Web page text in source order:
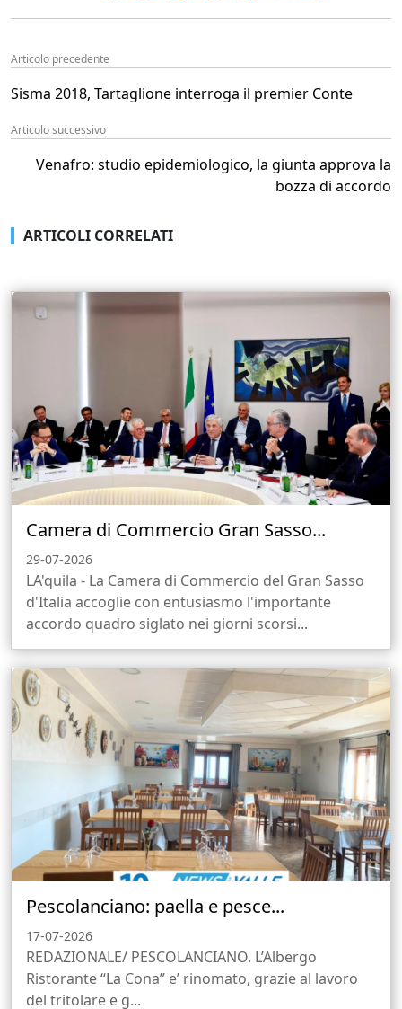
Articolo precedente
Sisma 2018, Tartaglione interroga il premier Conte
Articolo successivo
Venafro: studio epidemiologico, la giunta approva la
bozza di accordo
ARTICOLI CORRELATI
Camera di Commercio Gran Sasso...
29-07-2026
LA'quila - La Camera di Commercio del Gran Sasso
d'Italia accoglie con entusiasmo l'importante
accordo quadro siglato nei giorni scorsi...
Pescolanciano: paella e pesce...
17-07-2026
REDAZIONALE/ PESCOLANCIANO. L’Albergo
Ristorante “La Cona” e’ rinomato, grazie al lavoro
del tritolare e g...